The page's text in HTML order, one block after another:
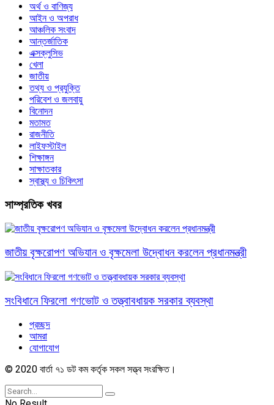
অর্থ ও বাণিজ্য
আইন ও অপরাধ
আঞ্চলিক সংবাদ
আন্তর্জাতিক
এক্সক্লুসিভ
খেলা
জাতীয়
তথ্য ও প্রযুক্তি
পরিবেশ ও জলবায়ু
বিনোদন
মতামত
রাজনীতি
লাইফস্টাইল
শিক্ষাঙ্গন
সাক্ষাতকার
স্বাস্থ্য ও চিকিৎসা
সাম্প্রতিক খবর
জাতীয় বৃক্ষরোপণ অভিযান ও বৃক্ষমেলা উদ্বোধন করলেন প্রধানমন্ত্রী
সংবিধানে ফিরলো গণভোট ও তত্ত্বাবধায়ক সরকার ব্যবস্থা
প্রচ্ছদ
আমরা
যোগাযোগ
© 2020 বার্তা ৭১ ডট কম কর্তৃক সকল সত্ত্ব সংরক্ষিত।